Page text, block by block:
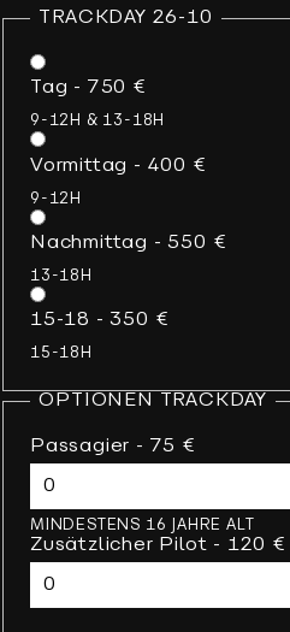
TRACKDAY 26-10
Tag - 750 €
9-12H & 13-18H
Vormittag - 400 €
9-12H
Nachmittag - 550 €
13-18H
15-18 - 350 €
15-18H
OPTIONEN TRACKDAY
Passagier - 75 €
MINDESTENS 16 JAHRE ALT
Zusätzlicher Pilot - 120 €